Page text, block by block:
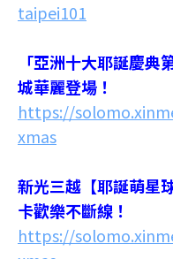
taipei101
「亞洲十大耶誕慶
城華麗登場！
https://
xmas
新光三越【耶誕萌星
卡歡樂不斷線！
https://